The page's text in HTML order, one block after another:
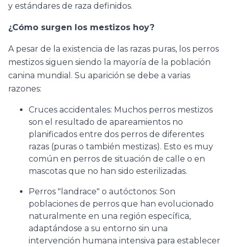
y estándares de raza definidos.
¿Cómo surgen los mestizos hoy?
A pesar de la existencia de las razas puras, los perros
mestizos siguen siendo la mayoría de la población
canina mundial. Su aparición se debe a varias
razones:
Cruces accidentales: Muchos perros mestizos
son el resultado de apareamientos no
planificados entre dos perros de diferentes
razas (puras o también mestizas). Esto es muy
común en perros de situación de calle o en
mascotas que no han sido esterilizadas.
Perros "landrace" o autóctonos: Son
poblaciones de perros que han evolucionado
naturalmente en una región específica,
adaptándose a su entorno sin una
intervención humana intensiva para establecer